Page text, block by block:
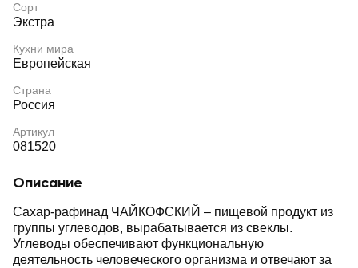
Сорт
Экстра
Кухни мира
Европейская
Страна
Россия
Артикул
081520
Описание
Сахар-рафинад ЧАЙКОФСКИЙ – пищевой продукт из
группы углеводов, вырабатывается из свеклы.
Углеводы обеспечивают функциональную
деятельность человеческого организма и отвечают за